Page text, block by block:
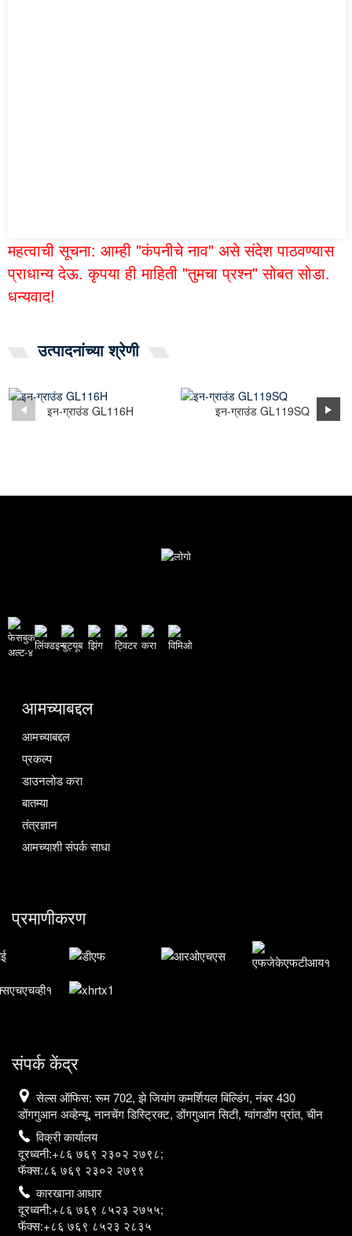
महत्वाची सूचना: आम्ही "कंपनीचे नाव" असे संदेश पाठवण्यास
प्राधान्य देऊ. कृपया ही माहिती "तुमचा प्रश्न" सोबत सोडा.
धन्यवाद!
उत्पादनांच्या श्रेणी
इन-ग्राउंड GL116H इन-ग्राउंड GL119SQ
आमच्याबद्दल
आमच्याबद्दल
प्रकल्प
डाउनलोड करा
बातम्या
तंत्रज्ञान
आमच्याशी संपर्क साधा
प्रमाणीकरण
संपर्क केंद्र
सेल्स ऑफिस: रूम 702, झे जियांग कमर्शियल बिल्डिंग, नंबर 430
डोंगगुआन अव्हेन्यू, नानचेंग डिस्ट्रिक्ट, डोंगगुआन सिटी, ग्वांगडोंग प्रांत, चीन
विक्री कार्यालय
दूरध्वनी:+८६ ७६९ २३०२ २७९८;
फॅक्स:८६ ७६९ २३०२ २७९९
कारखाना आधार
दूरध्वनी:+८६ ७६९ ८५२३ २७५५;
फॅक्स:+८६ ७६९ ८५२३ २८३५